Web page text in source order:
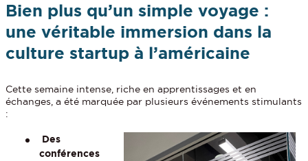
Bien plus qu’un simple voyage :
une véritable immersion dans la
culture startup à l’américaine
Cette semaine intense, riche en apprentissages et en
échanges, a été marquée par plusieurs événements stimulants
:
Des
conférences